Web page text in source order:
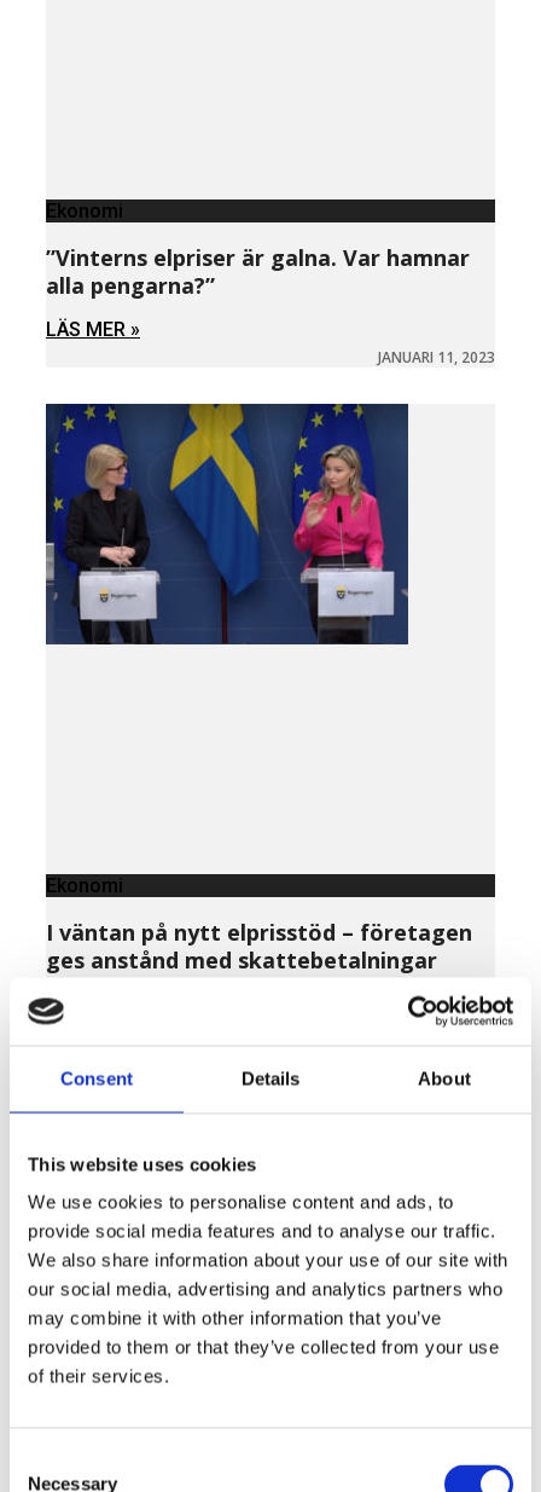
Consent Details About
This website uses cookies
We use cookies to personalise content and ads, to
provide social media features and to analyse our traffic.
We also share information about your use of our site with
our social media, advertising and analytics partners who
may combine it with other information that you’ve
provided to them or that they’ve collected from your use
of their services.
Necessary
Ekonomi
”Vinterns elpriser är galna. Var hamnar
alla pengarna?”
LÄS MER »
JANUARI 11, 2023
Ekonomi
I väntan på nytt elprisstöd – företagen
ges anstånd med skattebetalningar
LÄS MER »
DECEMBER 29, 2022